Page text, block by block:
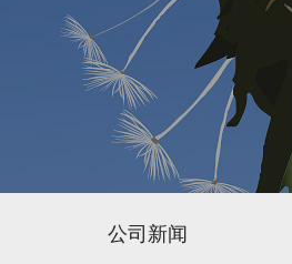
公司新闻